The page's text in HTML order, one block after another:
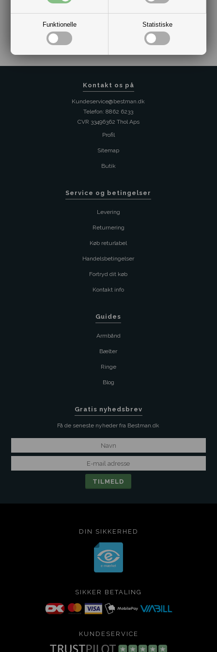
Funktionelle Statistiske
2013-30200611-1912351
Kontakt os på
Kundeservice@bestman.dk
Telefon: 8862 6233
CVR 33496362 Thol Aps
Profil
Sitemap
Butik
Service og betingelser
Levering
Returnering
Køb returlabel
Handelsbetingelser
Fortryd dit køb
Kontakt info
Guides
Armbånd
Bælter
Ringe
Blog
Gratis nyhedsbrev
Få de seneste nyheder fra Bestman.dk
DIN SIKKERHED
SIKKER BETALING
KUNDESERVICE